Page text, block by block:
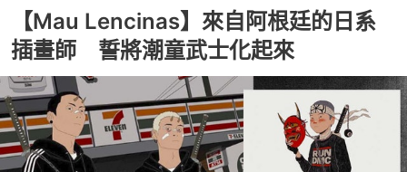
【Mau Lencinas】來自阿根廷的日系
插畫師 誓將潮童武士化起來